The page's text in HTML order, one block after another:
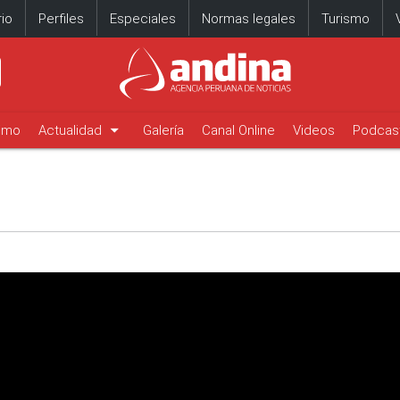
Perfiles Especiales Normas legales Turismo
Actualidad arrow_drop_down Galería Canal Online Videos